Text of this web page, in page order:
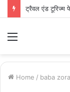
Home / baba